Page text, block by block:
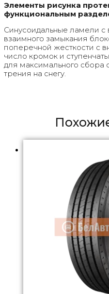
Элементы рисунка
функциональным
Синусоидальные ламели
взаимного замыкания
поперечной жесткости с
число кромок и
для максимального сбора
трения на снегу.